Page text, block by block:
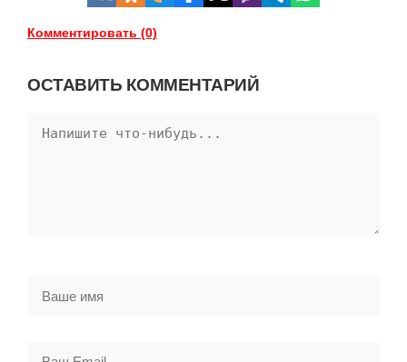
Комментировать (0)
ОСТАВИТЬ КОММЕНТАРИЙ